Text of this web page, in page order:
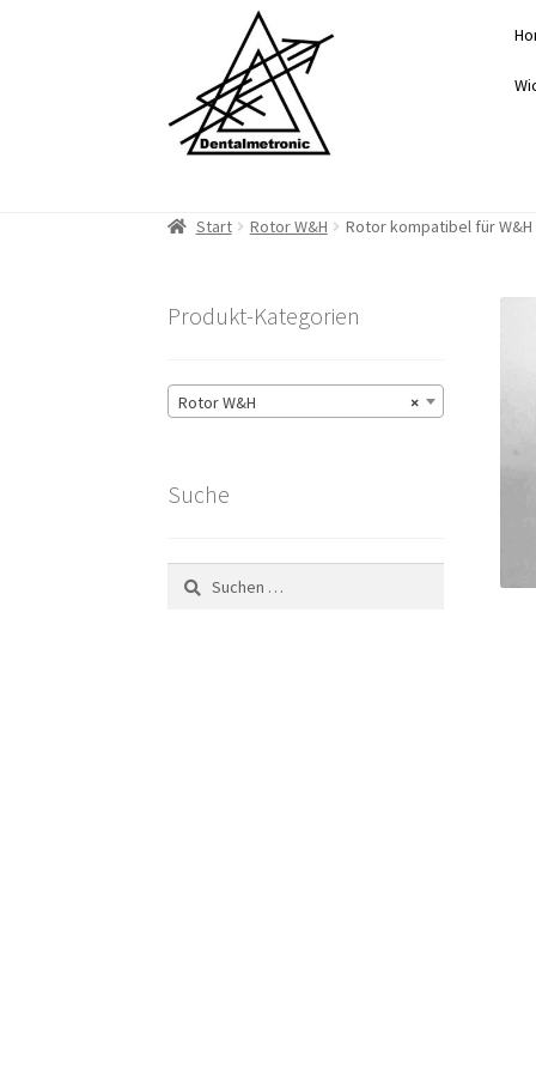
Navigation
springen
springen
Start Rotor W&H Rotor kompatibel für
Produkt-Kategorien
×
Rotor W&H
Suche
Suchen
nach: